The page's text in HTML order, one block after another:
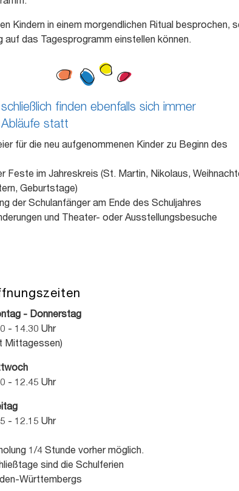
Kindern in einem morgendlichen Ritual besprochen,
auf das Tagesprogramm einstellen können.
schließlich finden ebenfalls sich immer
statt
für die neu aufgenommenen Kinder zu Beginn des
Feste im Jahreskreis (St. Martin, Nikolaus,
Geburtstage)
der Schulanfänger am Ende des Schuljahres
und Theater- oder Ausstellungsbesuche
- Donnerstag
- 14.30 Uhr
Mittagessen)
- 12.45 Uhr
- 12.15 Uhr
1/4 Stunde vorher möglich.
sind die Schulferien
Württembergs